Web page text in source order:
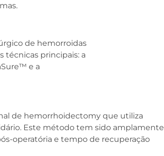
de hemorroidas
técnicas principais: a
e a
de hemorrhoidectomy que utiliza
Este método tem sido amplamente
operatória e tempo de recuperação